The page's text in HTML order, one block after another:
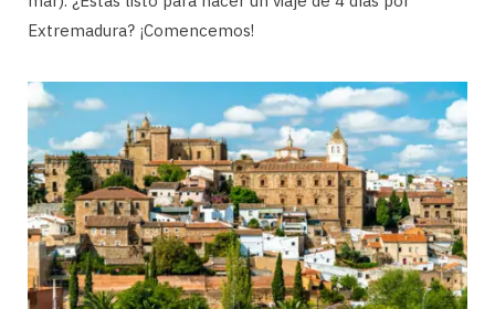
Extremadura? ¡Comencemos!